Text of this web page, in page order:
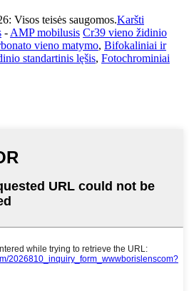
Visos teisės saugomos.Karšti
-AMP mobilusis Cr39 vieno židinio
vieno matymo, Bifokaliniai ir
standartinis lęšis, Fotochrominiai